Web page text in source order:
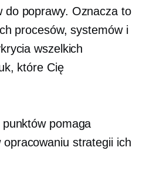
do poprawy. Oznacza to
procesów, systemów i
wszelkich
które Cię
punktów pomaga
strategii ich